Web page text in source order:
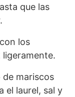
que las
los
mariscos
el laurel, sal y